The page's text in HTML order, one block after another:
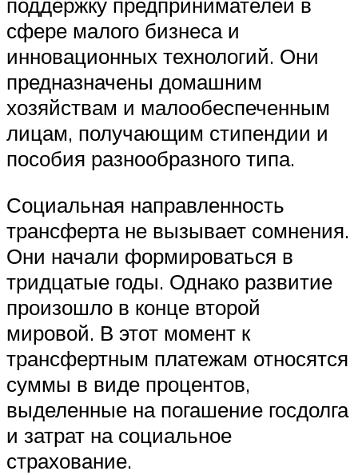
поддержку предпринимателей в
сфере малого бизнеса и
инновационных технологий. Они
предназначены домашним
хозяйствам и малообеспеченным
лицам, получающим стипендии и
пособия разнообразного типа.
Социальная направленность
трансферта не вызывает сомнения.
Они начали формироваться в
тридцатые годы. Однако развитие
произошло в конце второй
мировой. В этот момент к
трансфертным платежам относятся
суммы в виде процентов,
выделенные на погашение госдолга
и затрат на социальное
страхование.